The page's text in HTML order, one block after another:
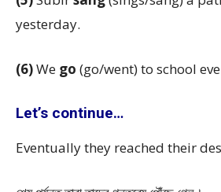
yesterday.
(6)We go (go/went) to school
Let’s continue…
Eventually they reached their